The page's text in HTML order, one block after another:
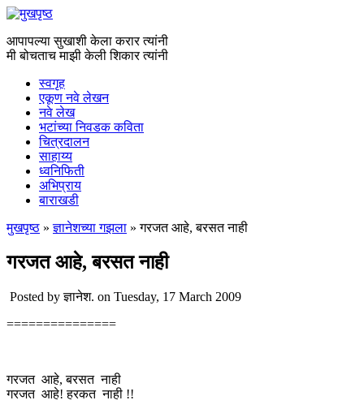
आपापल्या सुखाशी केला करार त्यांनी
मी बोचताच माझी केली शिकार त्यांनी
स्वगृह
एकूण नवे लेखन
नवे लेख
भटांच्या निवडक कविता
चित्रदालन
साहाय्य
ध्वनिफिती
अभिप्राय
बाराखडी
You are here
मुखपृष्ठ »ज्ञानेशच्या गझला » गरजत आहे, बरसत नाही
गरजत आहे, बरसत नाही
Posted byज्ञानेश. on Tuesday, 17 March 2009
===============
गरजत आहे, बरसत नाही
गरजत आहे! हरकत नाही !!